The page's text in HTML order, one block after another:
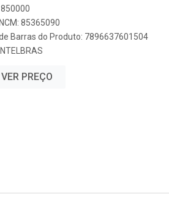
85365090
Barras do Produto: 7896637601504
INTELBRAS
VER PREÇO